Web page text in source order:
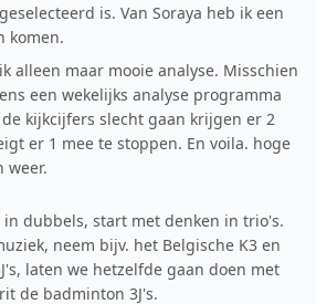
is. Van Soraya heb ik een
komen.
alleen maar mooie analyse. Misschien
een wekelijks analyse programma
kijkcijfers slecht gaan krijgen er 2
er 1 mee te stoppen. En voila. hoge
weer.
in dubbels, start met denken in trio's.
neem bijv. het Belgische K3 en
laten we hetzelfde gaan doen met
de badminton 3J's.